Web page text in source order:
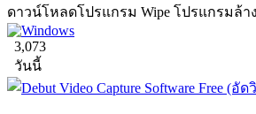
ดาวน์โหลดโปรแกรม Wipe โปรแกรมล้
3,073
วันนี้